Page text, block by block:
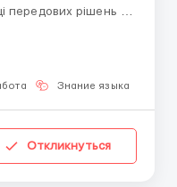
передових рішень у
та оптимізувати
бізнес-процеси для наших клієнтів. Обов’язки:...
Знание языка
Откликнуться